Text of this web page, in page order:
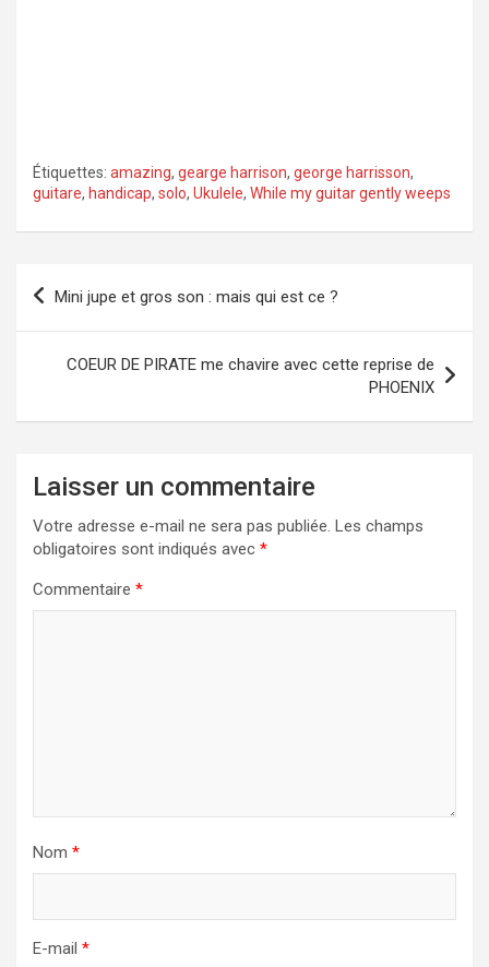
Étiquettes: amazing, gearge harrison, george harrisson,
guitare, handicap, solo, Ukulele, While my guitar gently weeps
Navigation
Mini jupe et gros son : mais qui est ce ?
COEUR DE PIRATE me chavire avec cette reprise de
PHOENIX
Laisser un commentaire
Votre adresse e-mail ne sera pas publiée. Les champs
obligatoires sont indiqués avec *
Commentaire *
Nom *
E-mail *